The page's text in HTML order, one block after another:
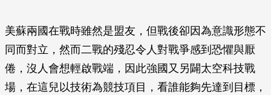
美蘇兩國在戰時雖然是盟友，但戰後卻因為意識形態不
同而對立，然而二戰的殘忍令人對戰爭感到恐懼與厭
倦，沒人會想輕啟戰端，因此強國又另闢太空科技戰
場，在這兒以技術為競技項目，看誰能夠先達到目標，